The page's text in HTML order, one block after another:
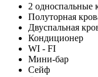
2 односпальные
Полуторная
Двуспальная
Кондиционер
WI - FI
Мини-бар
Сейф